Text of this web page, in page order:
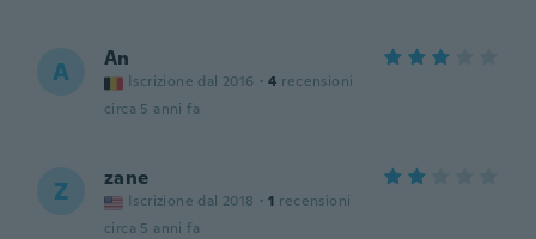
A An
Iscrizione dal 2016 · 4 recensioni
circa 5 anni fa
Z zane
Iscrizione dal 2018 · 1 recensioni
circa 5 anni fa